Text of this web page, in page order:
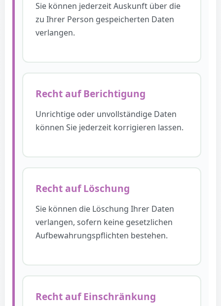
Sie können jederzeit Auskunft über die
zu Ihrer Person gespeicherten Daten
verlangen.
Recht auf Berichtigung
Unrichtige oder unvollständige Daten
können Sie jederzeit korrigieren lassen.
Recht auf Löschung
Sie können die Löschung Ihrer Daten
verlangen, sofern keine gesetzlichen
Aufbewahrungspflichten bestehen.
Recht auf Einschränkung